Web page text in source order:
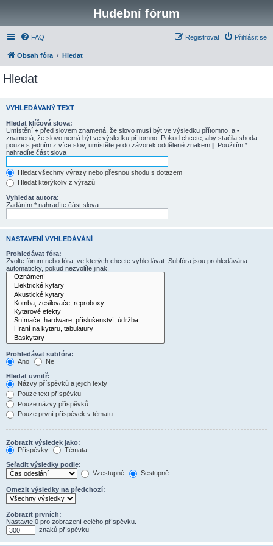
Hudební fórum
FAQ Přihlásit se
Registrovat
Obsah fóra Hledat
Hledat
VYHLEDÁVANÝ TEXT
Hledat klíčová slova:
Umístění + před slovem znamená, že slovo musí být ve výsledku přítomno, a -
znamená, že slovo nemá být ve výsledku přítomno. Pokud chcete, aby stačila shoda
pouze s jedním z více slov, umístěte je do závorek oddělené znakem | . Použitím *
nahradíte část slova
Hledat všechny výrazy nebo přesnou shodu s dotazem
Hledat kterýkoliv z výrazů
Vyhledat autora:
Zadáním * nahradíte část slova
NASTAVENÍ VYHLEDÁVÁNÍ
Prohledávat fóra:
Zvolte fórum nebo fóra, ve kterých chcete vyhledávat. Subfóra jsou prohledávána
automaticky, pokud nezvolíte jinak.
Prohledávat subfóra:
Ano
Ne
Hledat uvnitř:
Názvy příspěvků a jejich texty
Pouze text příspěvku
Pouze názvy příspěvků
Pouze první příspěvek v tématu
Zobrazit výsledek jako:
Příspěvky
Témata
Seřadit výsledky podle:
Vzestupně
Sestupně
Omezit výsledky na předchozí:
Zobrazit prvních:
Nastavte 0 pro zobrazení celého příspěvku.
znaků příspěvku